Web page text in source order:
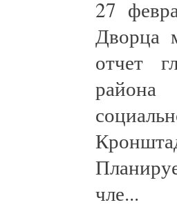
27
Дворца
отчет
района
чле...